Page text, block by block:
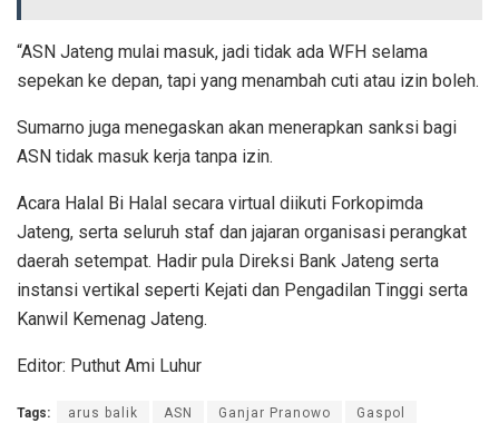
“ASN Jateng mulai masuk, jadi tidak ada WFH selama
sepekan ke depan, tapi yang menambah cuti atau izin boleh.
Sumarno juga menegaskan akan menerapkan sanksi bagi
ASN tidak masuk kerja tanpa izin.
Acara Halal Bi Halal secara virtual diikuti Forkopimda
Jateng, serta seluruh staf dan jajaran organisasi perangkat
daerah setempat. Hadir pula Direksi Bank Jateng serta
instansi vertikal seperti Kejati dan Pengadilan Tinggi serta
Kanwil Kemenag Jateng.
Editor: Puthut Ami Luhur
Tags: arus balik ASN Ganjar Pranowo Gaspol